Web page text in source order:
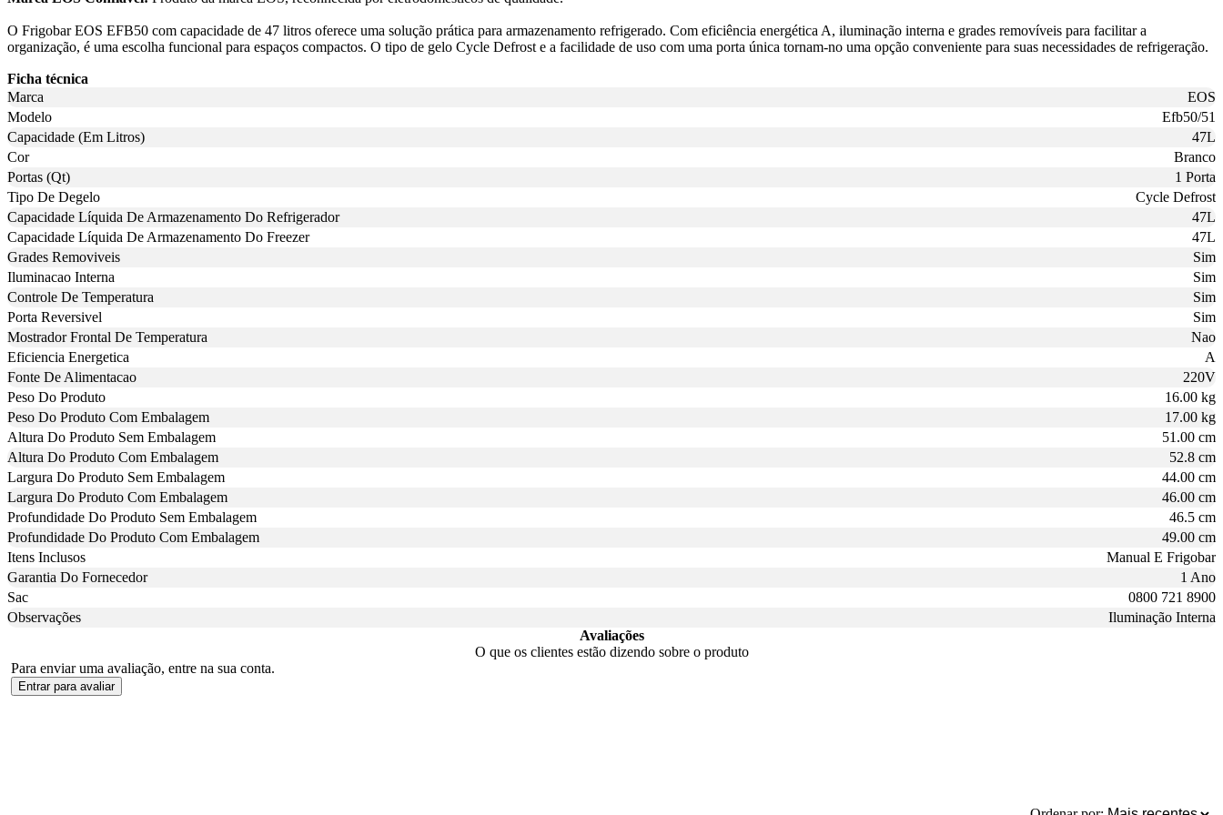
O Frigobar EOS EFB50 com capacidade de 47 litros oferece uma solução prática para armazenamento refrigerado. Com eficiência energética A, iluminação interna e grades removíveis para facilitar a
organização, é uma escolha funcional para espaços compactos. O tipo de gelo Cycle Defrost e a facilidade de uso com uma porta única tornam-no uma opção conveniente para suas necessidades de refrigeração.
Ficha técnica
Marca
EOS
Modelo
Efb50/51
Capacidade (Em Litros)
47L
Cor
Branco
Portas (Qt)
1 Porta
Tipo De Degelo
Cycle Defrost
Capacidade Líquida De Armazenamento Do Refrigerador
47L
Capacidade Líquida De Armazenamento Do Freezer
47L
Grades Removiveis
Sim
Iluminacao Interna
Sim
Controle De Temperatura
Sim
Porta Reversivel
Sim
Mostrador Frontal De Temperatura
Nao
Eficiencia Energetica
A
Fonte De Alimentacao
220V
Peso Do Produto
16.00 kg
Peso Do Produto Com Embalagem
17.00 kg
Altura Do Produto Sem Embalagem
51.00 cm
Altura Do Produto Com Embalagem
52.8 cm
Largura Do Produto Sem Embalagem
44.00 cm
Largura Do Produto Com Embalagem
46.00 cm
Profundidade Do Produto Sem Embalagem
46.5 cm
Profundidade Do Produto Com Embalagem
49.00 cm
Itens Inclusos
Manual E Frigobar
Garantia Do Fornecedor
1 Ano
Sac
0800 721 8900
Observações
Iluminação Interna
Avaliações
O que os clientes estão dizendo sobre o produto
Para enviar uma avaliação, entre na sua conta.
Entrar para avaliar